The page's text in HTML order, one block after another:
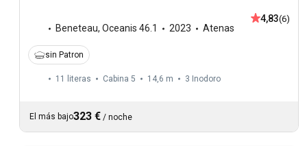
Beneteau, Oceanis 46.1 2023 Atenas
4,83(6)
sin Patron
11 literas Cabina 5 14,6 m 3 Inodoro
El más bajo323 € / noche